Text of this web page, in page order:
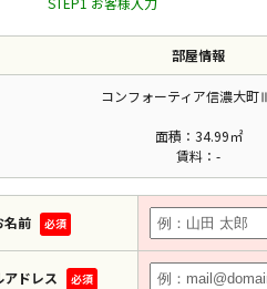
部屋情報
コンフォーティア信濃大
面積：34.99㎡
賃料：-
名前 必須
アドレス 必須